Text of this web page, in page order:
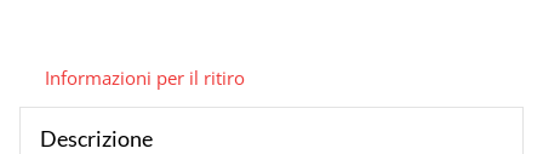
Informazioni per il ritiro
Descrizione